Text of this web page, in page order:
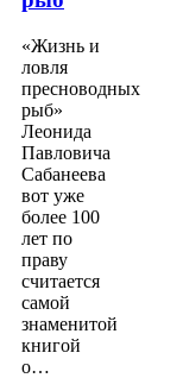
«Жизнь и
ловля
пресноводных
рыб»
Леонида
Павловича
Сабанеева
вот уже
более 100
лет по
праву
считается
самой
знаменитой
книгой
о…